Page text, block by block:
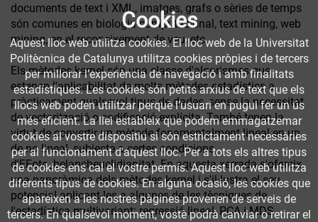
documents de text i XML, imatges, grafs o sèries de temps
són comunes en biologia computacional, text mining, web
mining, en el reconeixement de veu, etc.
Els mètodes kernel són una classe d'algorismes que
estenen l'aplicabilitat de molts mètodes estadístics a
pràcticament qualsevol tipus de dades, sense la necessitat
de vectorització o codificació explícita. També tenen la
virtut de convertir un mètode fonamentalment lineal en un
de no lineal, subjecte a certes condicions
d'EFoto_belancheuclidianitat. En aquesta xerrada s'ofereix
una panoràmica dels mètodes kernel i s'il·lustra el seu
potencial aplicant-les a algunes de les tècniques de
l'estadística multivariant: regressió lineal, PCA i MDS.
Cookies
Aquest lloc web utilitza cookies. El lloc web de la Universitat
Politècnica de Catalunya utilitza cookies pròpies i de tercers
per millorar l’experiència de navegació i amb finalitats
estadístiques. Les cookies són petits arxius de text que els
llocs web poden utilitzar perquè l’usuari en pugui fer un ús
més eficient. La llei estableix que podem emmagatzemar
cookies al vostre dispositiu si són estrictament necessàries
per al funcionament d'aquest lloc. Per a tots els altres tipus
de cookies ens cal el vostre permís. Aquest lloc web utilitza
diferents tipus de cookies. En alguna ocasió, les cookies que
apareixen a les nostres pàgines provenen de serveis de
tercers. En qualsevol moment, vostè podrà canviar o retirar el